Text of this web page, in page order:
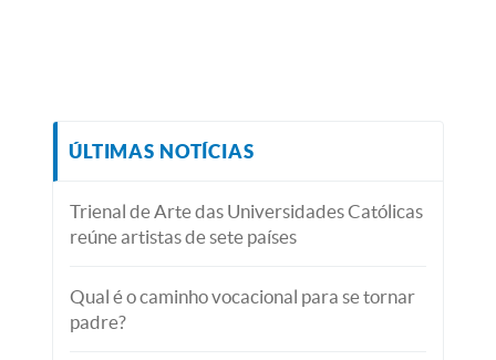
ÚLTIMAS NOTÍCIAS
Trienal de Arte das Universidades Católicas
reúne artistas de sete países
Qual é o caminho vocacional para se tornar
padre?